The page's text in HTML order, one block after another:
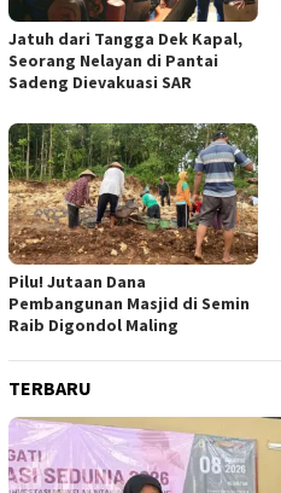
Jatuh dari Tangga Dek Kapal,
Seorang Nelayan di Pantai
Sadeng Dievakuasi SAR
Pilu! Jutaan Dana
Pembangunan Masjid di Semin
Raib Digondol Maling
TERBARU